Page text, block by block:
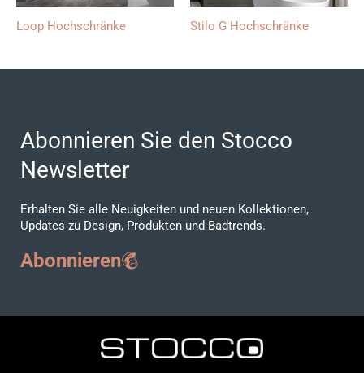
Loop Hochschränke Stilo G Hochschränke
Abonnieren Sie den Stocco
Newsletter
Erhalten Sie alle Neuigkeiten und neuen Kollektionen,
Updates zu Design, Produkten und Badtrends.
Abonnieren